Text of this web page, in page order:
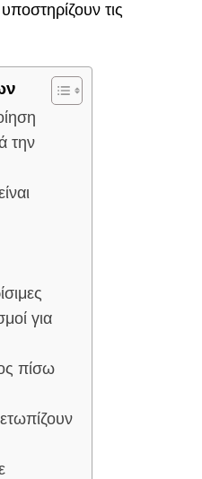
τις
την
για
πίσω